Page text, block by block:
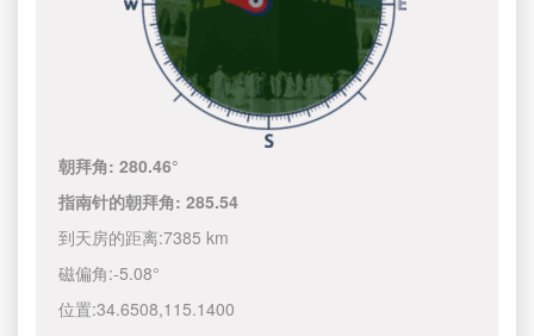
朝拜角:280.46°
指南针的朝拜角:285.54
到天房的距离:7385 km
磁偏角:-5.08°
位置:34.6508,115.1400